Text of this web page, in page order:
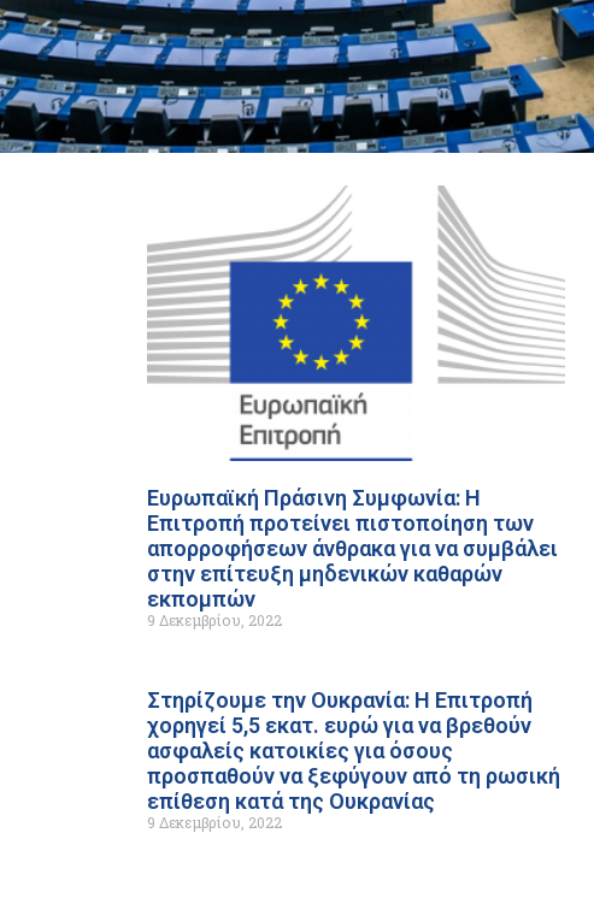
Ευρωπαϊκή Πράσινη Συμφωνία: Η
Επιτροπή προτείνει πιστοποίηση των
απορροφήσεων άνθρακα για να συμβάλει
στην επίτευξη μηδενικών καθαρών
εκπομπών
9 Δεκεμβρίου, 2022
Στηρίζουμε την Ουκρανία: Η Επιτροπή
χορηγεί 5,5 εκατ. ευρώ για να βρεθούν
ασφαλείς κατοικίες για όσους
προσπαθούν να ξεφύγουν από τη ρωσική
επίθεση κατά της Ουκρανίας
9 Δεκεμβρίου, 2022